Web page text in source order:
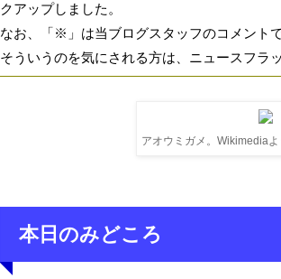
クアップしました。
なお、「※」は当ブログスタッフのコメント
そういうのを気にされる方は、ニュースフラ
アオウミガメ。Wikimediaよ
本日のみどころ